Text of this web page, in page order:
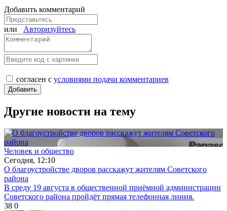
Добавить комментарий
или Авторизуйтесь
согласен с условиями подачи комментариев
Другие новости на тему
Человек и общество
Сегодня, 12:10
О благоустройстве дворов расскажут жителям Советского
района
В среду 19 августа в общественной приёмной администрации
Советского района пройдёт прямая телефонная линия.
38 0